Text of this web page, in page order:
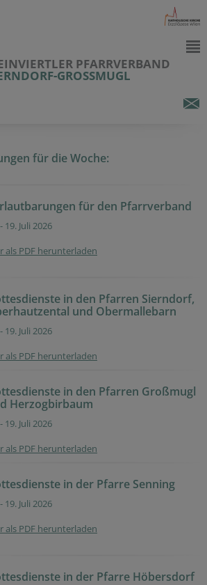
PFARRVERBAND
GROSSMUGL
für die Woche:
für den Pfarrverband
19. Juli 2026
als PDF herunterladen
in den Pfarren Sierndorf,
und Obermallebarn
19. Juli 2026
als PDF herunterladen
in den Pfarren Großmugl
Herzogbirbaum
19. Juli 2026
als PDF herunterladen
in der Pfarre Senning
19. Juli 2026
als PDF herunterladen
in der Pfarre Höbersdorf